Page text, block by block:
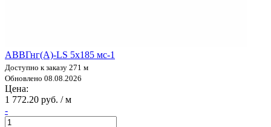
АВВГнг(А)-LS 5х185 мс-1
Доступно к заказу 271 м
Обновлено 08.08.2026
Цена:
1 772.20 руб. / м
-